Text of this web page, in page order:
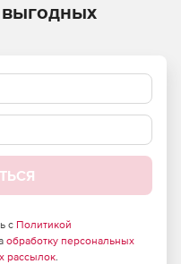
выгодных
с Политикой
обработку персональных
рассылок.